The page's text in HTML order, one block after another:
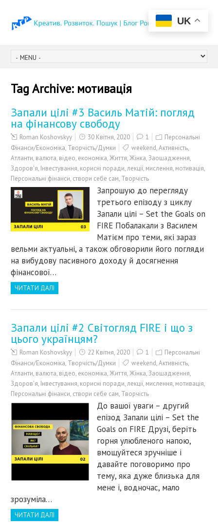
Tag Archive: мотивація
Запали цілі #3 Василь Матій: погляд
на фінансову свободу
Roman Koshovskyy 30 Квітня, 2020 1
Персональні
Фінанси/Економіка, Творчість/Думки weekend,Активність,
Атланти, валюта, відео, економіка,Життя,Жінка,Заощадження,
Здоров'я, Інвестування, корисні поради,лекції, мислення, мотивація,
Персональні фінанси, створи себе сам, Творчість
Запрошую до перегляду
третього епізоду з циклу
Запали цілі – Set the Goals on
FIRE Побалакали з Василем
Матієм про теми, які зараз
вельми актуальні, а також обговорили його погляди
на вибудову пасивного доходу й досягнення
фінансової…
ЧИТАТИ ДАЛІ
Запали цілі #2 Світогляд FIRE і що з
цього українцям?
Roman Koshovskyy 22 Квітня, 2020 1
Персональні
Фінанси/Економіка, Творчість/Думки weekend,Активність,
Атланти, валюта, відео, економіка,Життя,Жінка,Заощадження,
Здоров'я, Інвестування, корисні поради,лекції, мислення, мотивація,
Персональні фінанси, створи себе сам, Творчість
До вашої уваги – другий
епізод Запали цілі – Set the
Goals on FIRE Друзі, беріть
горня улюбленого напою,
вмощуйтеся зручніше і
давайте поговоримо про
тему, яка дуже близька для
мене і, водночас, мало
зрозуміла…
ЧИТАТИ ДАЛІ
UK